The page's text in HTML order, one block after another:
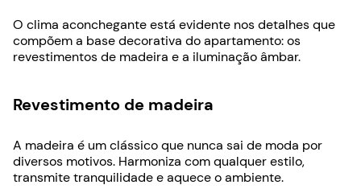
O clima aconchegante está evidente nos detalhes que
compõem a base decorativa do apartamento: os
revestimentos de madeira e a iluminação âmbar.
Revestimento de madeira
A madeira é um clássico que nunca sai de moda por
diversos motivos. Harmoniza com qualquer estilo,
transmite tranquilidade e aquece o ambiente.